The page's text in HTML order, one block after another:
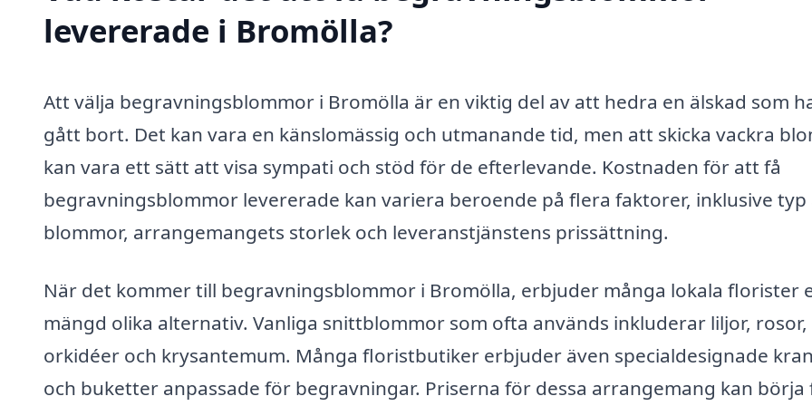
levererade i Bromölla?
Att välja begravningsblommor i Bromölla är en viktig del av att hedra en älskad som
gått bort. Det kan vara en känslomässig och utmanande tid, men att skicka vackra
kan vara ett sätt att visa sympati och stöd för de efterlevande. Kostnaden för att få
begravningsblommor levererade kan variera beroende på flera faktorer, inklusive typ
blommor, arrangemangets storlek och leveranstjänstens prissättning.
När det kommer till begravningsblommor i Bromölla, erbjuder många lokala florister
mängd olika alternativ. Vanliga snittblommor som ofta används inkluderar liljor, rosor,
orkidéer och krysantemum. Många floristbutiker erbjuder även specialdesignade
och buketter anpassade för begravningar. Priserna för dessa arrangemang kan börja